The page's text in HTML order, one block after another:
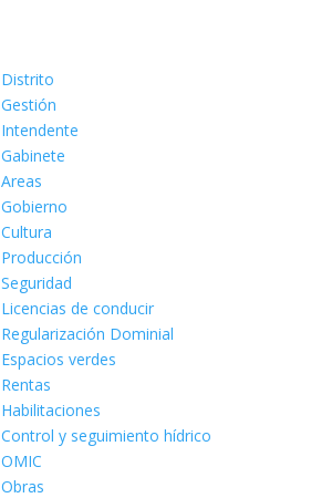
Distrito
Gestión
Intendente
Gabinete
Areas
Gobierno
Cultura
Producción
Seguridad
Licencias de conducir
Regularización Dominial
Espacios verdes
Rentas
Habilitaciones
Control y seguimiento hídrico
OMIC
Obras